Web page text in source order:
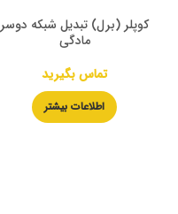
کوپلر (برل) تبدیل شبکه دوسر
مادگی
تماس بگیرید
اطلاعات بیشتر